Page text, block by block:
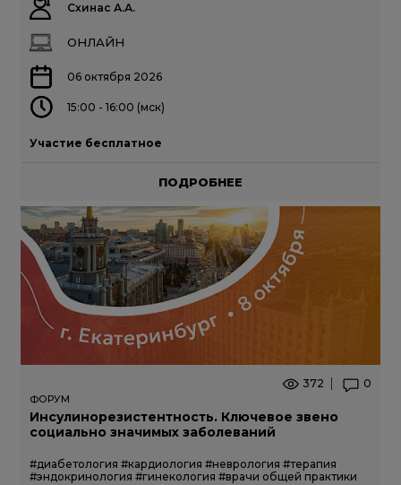
Схинас А.А.
ОНЛАЙН
06 октября 2026
15:00 - 16:00 (мск)
Участие бесплатное
ПОДРОБНЕЕ
372 0
ФОРУМ
Инсулинорезистентность. Ключевое звено
социально значимых заболеваний
#диабетология #кардиология #неврология #терапия
#эндокринология #гинекология #врачи общей практики